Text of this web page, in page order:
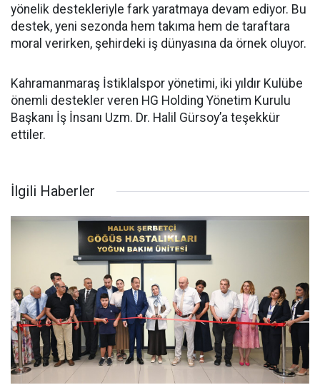
yönelik destekleriyle fark yaratmaya devam ediyor. Bu
destek, yeni sezonda hem takıma hem de taraftara
moral verirken, şehirdeki iş dünyasına da örnek oluyor.
Kahramanmaraş İstiklalspor yönetimi, iki yıldır Kulübe
önemli destekler veren HG Holding Yönetim Kurulu
Başkanı İş İnsanı Uzm. Dr. Halil Gürsoy’a teşekkür
ettiler.
İlgili Haberler